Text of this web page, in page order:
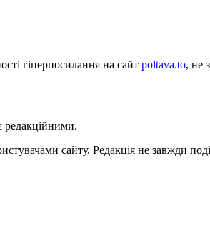
гіперпосилання на сайт poltava.to, не
редакційними.
сайту. Редакція не завжди